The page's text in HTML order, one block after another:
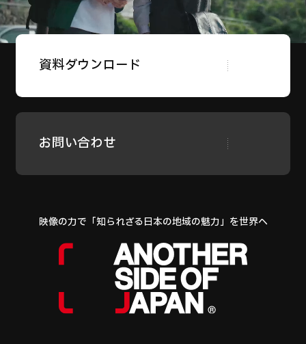
資料ダウンロード
お問い合わせ
映像の力で「知られざる日本の地域の魅力」を世界へ